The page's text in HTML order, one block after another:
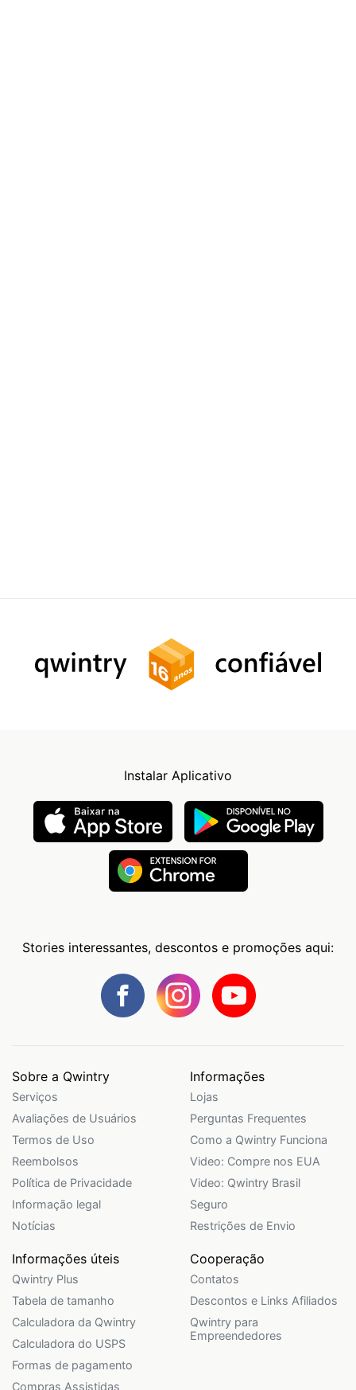
Instalar Aplicativo
Stories interessantes, descontos e promoções aqui:
Sobre a Qwintry
Serviços
Avaliações de Usuários
Termos de Uso
Reembolsos
Política de Privacidade
Informação legal
Notícias
Informações
Lojas
Perguntas Frequentes
Como a Qwintry Funciona
Video: Compre nos EUA
Video: Qwintry Brasil
Seguro
Restrições de Envio
Informações úteis
Qwintry Plus
Tabela de tamanho
Calculadora da Qwintry
Calculadora do USPS
Formas de pagamento
Compras Assistidas
Cooperação
Contatos
Descontos e Links Afiliados
Qwintry para
Empreendedores